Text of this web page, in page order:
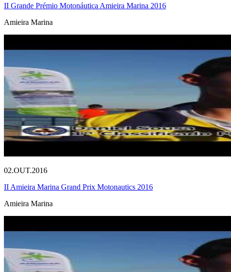
II Grande Prémio Motonáutica Amieira Marina 2016
Amieira Marina
02.OUT.2016
II Amieira Marina Grand Prix Motonautics 2016
Amieira Marina